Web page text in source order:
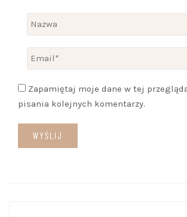
Zapamiętaj moje dane w tej
pisania kolejnych komentarzy.